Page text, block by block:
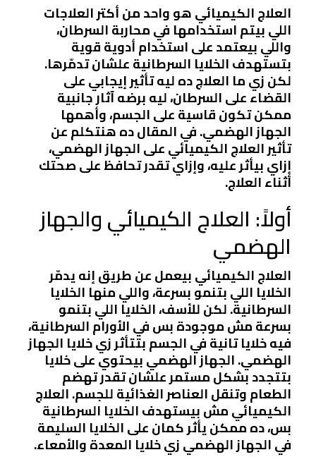
العلاج الكيميائي هو واحد من أكتر العلاجات
اللي بيتم استخدامها في محاربة السرطان،
واللي بيعتمد على استخدام أدوية قوية
بتستهدف الخلايا السرطانية علشان تدمّرها.
لكن زي ما العلاج ده ليه تأثير إيجابي على
القضاء على السرطان، ليه برضه آثار جانبية
ممكن تكون قاسية على الجسم، وأهمها
الجهاز الهضمي. في المقال ده هنتكلم عن
تأثير العلاج الكيميائي على الجهاز الهضمي،
إزاي بيأثر عليه، وإزاي تقدر تحافظ على صحتك
أثناء العلاج.
أولاً: العلاج الكيميائي والجهاز
الهضمي
العلاج الكيميائي بيعمل عن طريق إنه يدمّر
الخلايا اللي بتنمو بسرعة، واللي منها الخلايا
السرطانية. لكن للأسف، الخلايا اللي بتنمو
بسرعة مش موجودة بس في الأورام السرطانية،
فيه خلايا تانية في الجسم بتتأثر زي خلايا الجهاز
الهضمي. الجهاز الهضمي بيحتوي على خلايا
بتتجدد بشكل مستمر علشان تقدر تهضم
الطعام وتنقل العناصر الغذائية للجسم. العلاج
الكيميائي مش بيستهدف الخلايا السرطانية
بس، ده ممكن يأثر كمان على الخلايا السليمة
في الجهاز الهضمي زي خلايا المعدة والأمعاء.